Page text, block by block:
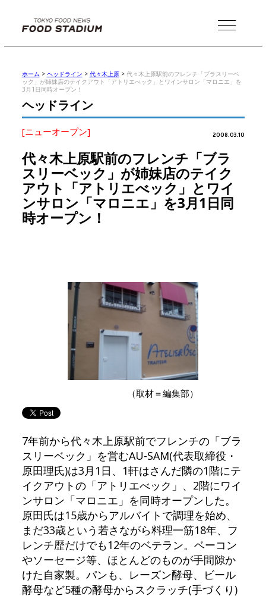
MENU
ホーム > ヘッドライン > 代々木上原> 代々木上原駅前のフレンチ「ブラスリーベ
ック」が姉妹店のテイクアウト「アトリエべック」とワインサロン「マロニエ」を
3月1日同時オープン！
ヘッドライン
[ニューオープン] 2008.03.10
代々木上原駅前のフレンチ「ブラ
スリーベック」が姉妹店のテイク
アウト「アトリエべック」とワイ
ンサロン「マロニエ」を3月1日同
時オープン！
（取材＝編集部）
7年前から代々木上原駅前でフレンチの「ブラ
スリーベック」を営むAU-SAM(代表取締役・
原田理氏)は3月1日、1軒はさんだ隣の1階にテ
イクアウトの「アトリエべック」、2階にワイ
ンサロン「マロニエ」を同時オープンした。
原田氏は15歳からアルバイトで調理を始め、
まだ33歳という若さながら料理一筋18年、フ
レンチ歴だけでも12年のベテラン。ベーコン
やソーセージ等、ほとんどのものが手間隙か
けた自家製。パンも、レーズン酵母、ビール
酵母など5種の酵母からスクラッチ(手づくり)